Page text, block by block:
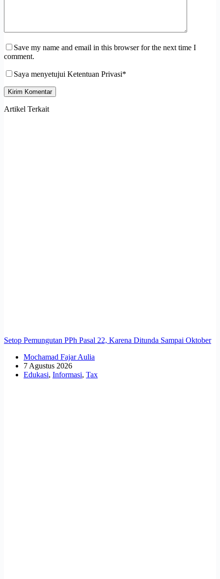
Save my name and email in this browser for the next time I
comment.
Saya menyetujui Ketentuan Privasi*
Kirim Komentar
Artikel Terkait
Setop Pemungutan PPh Pasal 22, Karena Ditunda Sampai Oktober
Mochamad Fajar Aulia
7 Agustus 2026
Edukasi, Informasi, Tax